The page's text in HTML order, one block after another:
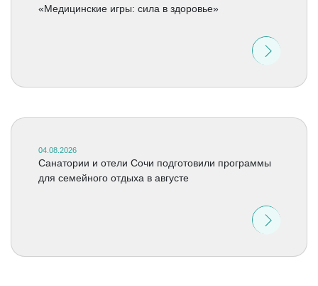
«Медицинские игры: сила в здоровье»
04.08.2026
Санатории и отели Сочи подготовили программы
для семейного отдыха в августе